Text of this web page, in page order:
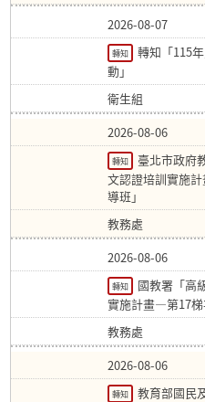
2026-08-07
轉知
轉知「115
動」
衛生組
2026-08-06
轉知
臺北市政府
文認證培訓實施
導班」
教務處
2026-08-06
轉知
國教署「高
實施計畫—第17梯
教務處
2026-08-06
轉知
教育部國民